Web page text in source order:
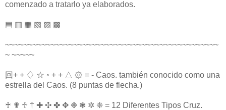
comenzado a tratarlo ya elaborados.
▤ ▥ ▦ ▧ ▨ ▩
~~~~~~~~~~~~~~~~~~~~~~~~~~~~~~~~~~~~~~~~~~~~~~~
~ ~~~~~
回+ + ♢ ☆ ◦ + + △ ۞ = - Caos. también conocido como una
estrella del Caos. (8 puntas de flecha.)
♰ ✟ ♱ † ✚ ✣ ✤ ✥ ❉ ❃ ✲ ❈ = 12 Diferentes Tipos Cruz.